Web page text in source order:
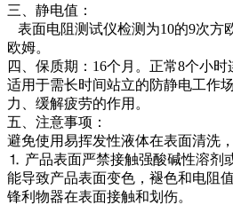
三、静电值：
表面电阻测试仪检测为10的9次方
欧姆。
四、保质期：16个月。正常8个小时
适用于需长时间站立的防静电工作
力、缓解疲劳的作用。
五、注意事项：
避免使用易挥发性液体在表面清洗，
⒈ 产品表面严禁接触强酸碱性溶剂
能导致产品表面变色，褪色和电阻
锋利物器在表面接触和划伤。